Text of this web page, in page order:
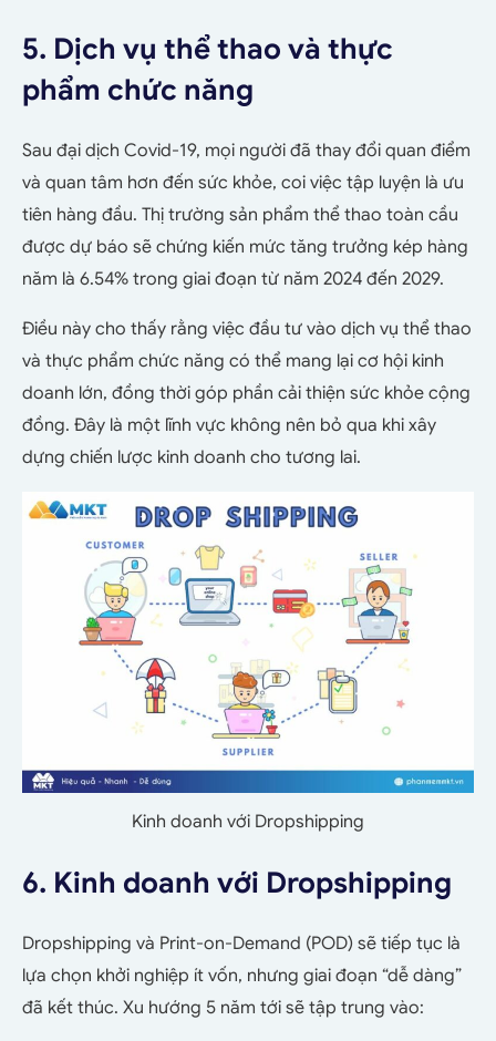
5. Dịch vụ thể thao và thực
phẩm chức năng
Sau đại dịch Covid-19, mọi người đã thay đổi quan điểm
và quan tâm hơn đến sức khỏe, coi việc tập luyện là ưu
tiên hàng đầu. Thị trường sản phẩm thể thao toàn cầu
được dự báo sẽ chứng kiến mức tăng trưởng kép hàng
năm là 6.54% trong giai đoạn từ năm 2024 đến 2029.
Điều này cho thấy rằng việc đầu tư vào dịch vụ thể thao
và thực phẩm chức năng có thể mang lại cơ hội kinh
doanh lớn, đồng thời góp phần cải thiện sức khỏe cộng
đồng. Đây là một lĩnh vực không nên bỏ qua khi xây
dựng chiến lược kinh doanh cho tương lai.
Kinh doanh với Dropshipping
6. Kinh doanh với Dropshipping
Dropshipping và Print-on-Demand (POD) sẽ tiếp tục là
lựa chọn khởi nghiệp ít vốn, nhưng giai đoạn “dễ dàng”
đã kết thúc. Xu hướng 5 năm tới sẽ tập trung vào: